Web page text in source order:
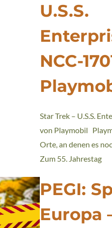
U.S.S.
NCC-
Star Trek – U.S.S.
von Playmobil
Orte, an denen es
Zum 55. Jahrestag
PEGI:
Europa